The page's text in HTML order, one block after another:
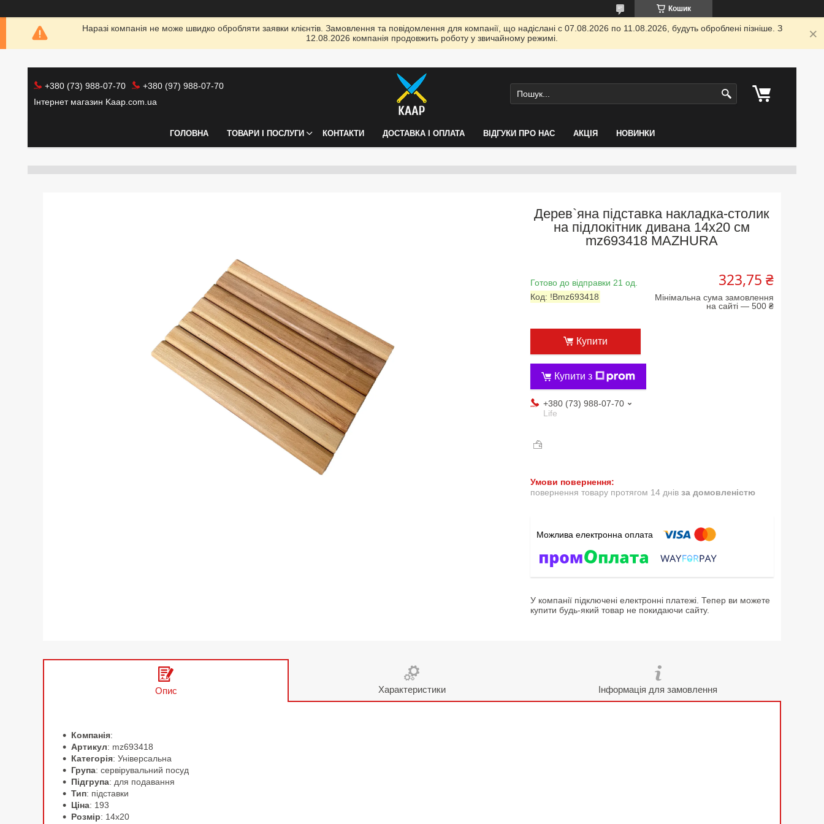
Кошик
Наразі компанія не може швидко обробляти заявки клієнтів. Замовлення та повідомлення для компанії, що надіслані с 07.08.2026 по 11.08.2026, будуть оброблені пізніше. З
12.08.2026 компанія продовжить роботу у звичайному режимі.
+380 (73) 988-07-70
+380 (97) 988-07-70
Інтернет магазин Kaap.com.ua
ГОЛОВНА ТОВАРИ І ПОСЛУГИ КОНТАКТИ ДОСТАВКА І ОПЛАТА ВІДГУКИ ПРО НАС АКЦІЯ НОВИНКИ
Дерев`яна підставка накладка-столик
на підлокітник дивана 14х20 см
mz693418 MAZHURA
Готово до відправки 21 од.
Код: !Bmz693418
323,75 ₴
Мінімальна сума замовлення
на сайті — 500 ₴
Купити
Купити з
+380 (73) 988-07-70
Life
повернення товару протягом 14 днів за домовленістю
У компанії підключені електронні платежі. Тепер ви можете
купити будь-який товар не покидаючи сайту.
Опис Характеристики Інформація для замовлення
Компанія:
Артикул: mz693418
Категорія: Універсальна
Група: сервірувальний посуд
Підгрупа: для подавання
Тип: підставки
Ціна: 193
Розмір: 14х20